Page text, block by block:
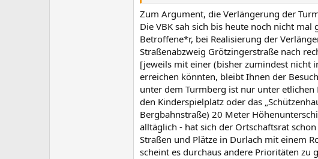
Zum Argument, die Verlängerung der
Die VBK sah sich bis heute noch nicht
Betroffene*r, bei Realisierung der
Straßenabzweig Grötzingerstraße nach
[jeweils mit einer (bisher zumindest nicht
erreichen könnten, bleibt Ihnen der
unter dem Turmberg ist nur unter etlichen
den Kinderspielplatz oder das
Bergbahnstraße) 20 Meter
alltäglich - hat sich der Ortschaftsrat
Straßen und Plätze in Durlach mit einem
scheint es durchaus andere Prioritäten zu